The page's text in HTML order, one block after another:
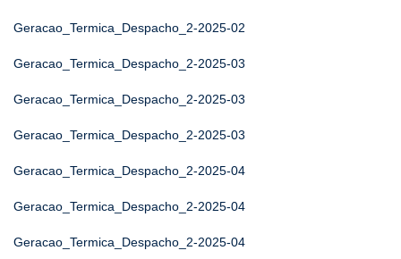
Geracao_Termica_Despacho_2-2025-02
Geracao_Termica_Despacho_2-2025-03
Geracao_Termica_Despacho_2-2025-03
Geracao_Termica_Despacho_2-2025-03
Geracao_Termica_Despacho_2-2025-04
Geracao_Termica_Despacho_2-2025-04
Geracao_Termica_Despacho_2-2025-04